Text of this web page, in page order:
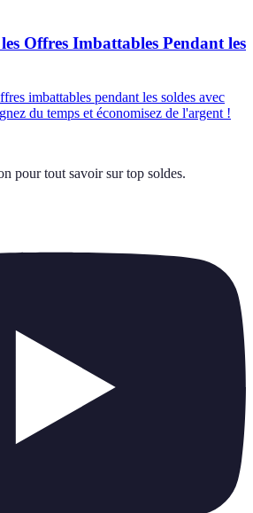
Offres Imbattables Pendant les
imbattables pendant les soldes avec
du temps et économisez de l'argent !
pour tout savoir sur top soldes.